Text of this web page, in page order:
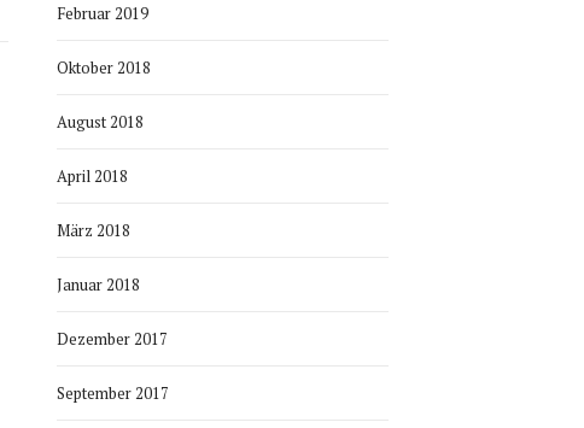
Februar 2019
Oktober 2018
August 2018
April 2018
März 2018
Januar 2018
Dezember 2017
September 2017